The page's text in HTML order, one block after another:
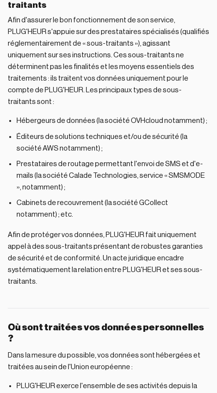
traitants
Afin d'assurer le bon fonctionnement de son service,
PLUG'HEUR s'appuie sur des prestataires spécialisés (qualifiés
réglementairement de « sous-traitants »), agissant
uniquement sur ses instructions. Ces sous-traitants ne
déterminent pas les finalités et les moyens essentiels des
traitements : ils traitent vos données uniquement pour le
compte de PLUG'HEUR. Les principaux types de sous-
traitants sont :
Hébergeurs de données (la société OVHcloud notamment) ;
Éditeurs de solutions techniques et/ou de sécurité (la
société AWS notamment) ;
Prestataires de routage permettant l'envoi de SMS et d'e-
mails (la société Calade Technologies, service « SMSMODE
», notamment) ;
Cabinets de recouvrement (la société GCollect
notamment) ; etc.
Afin de protéger vos données, PLUG'HEUR fait uniquement
appel à des sous-traitants présentant de robustes garanties
de sécurité et de conformité. Un acte juridique encadre
systématiquement la relation entre PLUG'HEUR et ses sous-
traitants.
Où sont traitées vos données personnelles
?
Dans la mesure du possible, vos données sont hébergées et
traitées au sein de l'Union européenne :
PLUG'HEUR exerce l'ensemble de ses activités depuis la